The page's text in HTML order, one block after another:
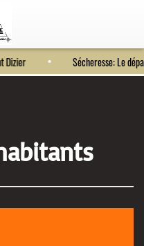
Dizier Sécheresse: Le